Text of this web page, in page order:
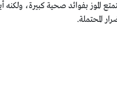
الموز بفوائد صحية كبيرة،
المحتملة.